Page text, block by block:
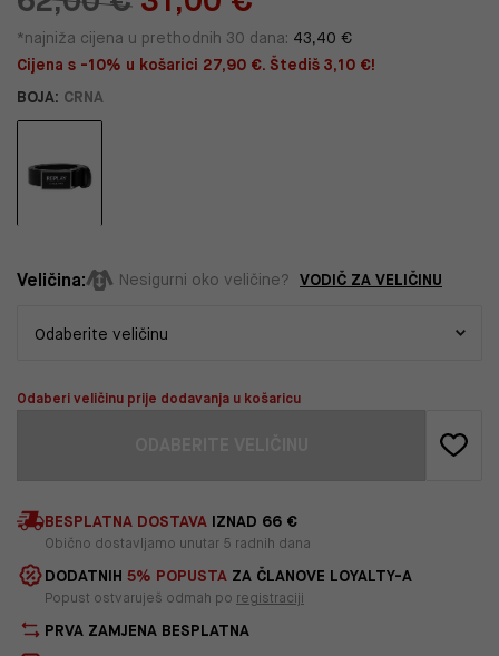
*najniža cijena u prethodnih 30 dana: 43,40 €
Cijena s -10% u košarici 27,90 €. Štediš 3,10 €!
BOJA: CRNA
Veličina: Nesigurni oko veličine? VODIČ ZA VELIČINU
Odaberi veličinu prije dodavanja u košaricu
BESPLATNA DOSTAVA IZNAD 66 €
Obično dostavljamo unutar 5 radnih dana
DODATNIH 5% POPUSTA ZA ČLANOVE LOYALTY-A
Popust ostvaruješ odmah po registraciji
PRVA ZAMJENA BESPLATNA